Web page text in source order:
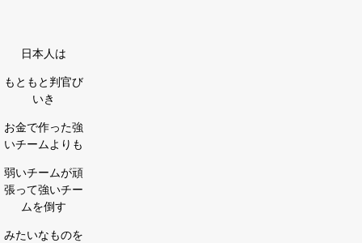
日本人は
もともと判官び
いき
お金で作った強
いチームよりも
弱いチームが頑
張って強いチー
ムを倒す
みたいなものを